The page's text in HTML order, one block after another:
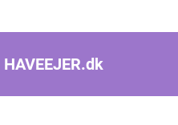
HAVEEJER.dk